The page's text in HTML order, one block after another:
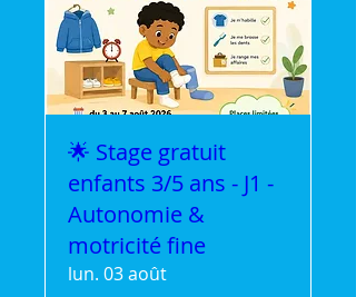
🌟 Stage gratuit
enfants 3/5 ans - J1 -
Autonomie &
motricité fine
lun. 03 août